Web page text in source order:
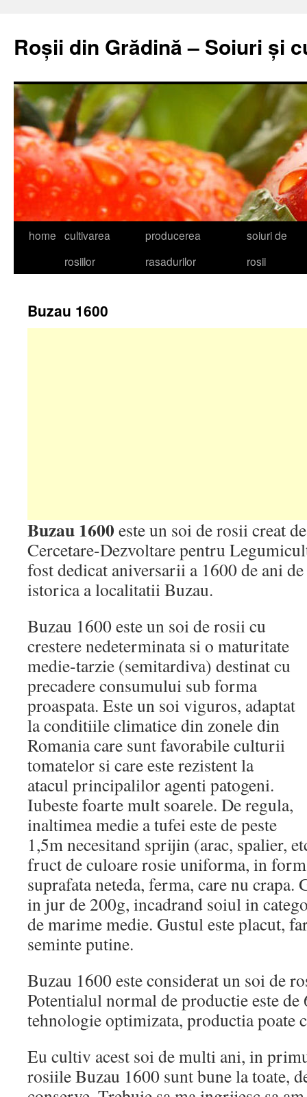
content
Roșii din Grădină – Soiuri și
home cultivarea
rosiilor
producerea
rasadurilor
soiuri de
rosii
Buzau 1600
Buzau 1600 este un soi de rosii creat
Cercetare-Dezvoltare pentru
fost dedicat aniversarii a 1600 de ani
istorica a localitatii Buzau.
Buzau 1600 este un soi de rosii cu
crestere nedeterminata si o maturitate
medie-tarzie (semitardiva) destinat cu
precadere consumului sub forma
proaspata. Este un soi viguros, adaptat
la conditiile climatice din zonele din
Romania care sunt favorabile culturii
tomatelor si care este rezistent la
atacul principalilor agenti patogeni.
Iubeste foarte mult soarele. De regula,
inaltimea medie a tufei este de peste
1,5m necesitand sprijin (arac, spalier,
fruct de culoare rosie uniforma, in
suprafata neteda, ferma, care nu crapa.
in jur de 200g, incadrand soiul in
de marime medie. Gustul este placut,
seminte putine.
Buzau 1600 este considerat un soi de
Potentialul normal de productie este de
tehnologie optimizata, productia poate
Eu cultiv acest soi de multi ani, in
rosiile Buzau 1600 sunt bune la toate,